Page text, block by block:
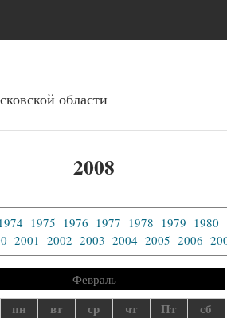
содержанию
области
2008
1974 1975 1976 1977 1978 1979 1980
2001 2002 2003 2004 2005 2006
Февраль
пн вт ср чт Пт сб